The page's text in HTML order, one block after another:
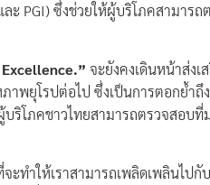
ละ PGI) ซึ่งช่วยให้ผู้บริโภคสามา
จะยังคงเดินหน้าส่ง
าพยุโรปต่อไป ซึ่งเป็นการตอกย้ำ
ริโภคชาวไทยสามารถตรวจสอบ
ทำให้เราสามารถเพลิดเพลินไป